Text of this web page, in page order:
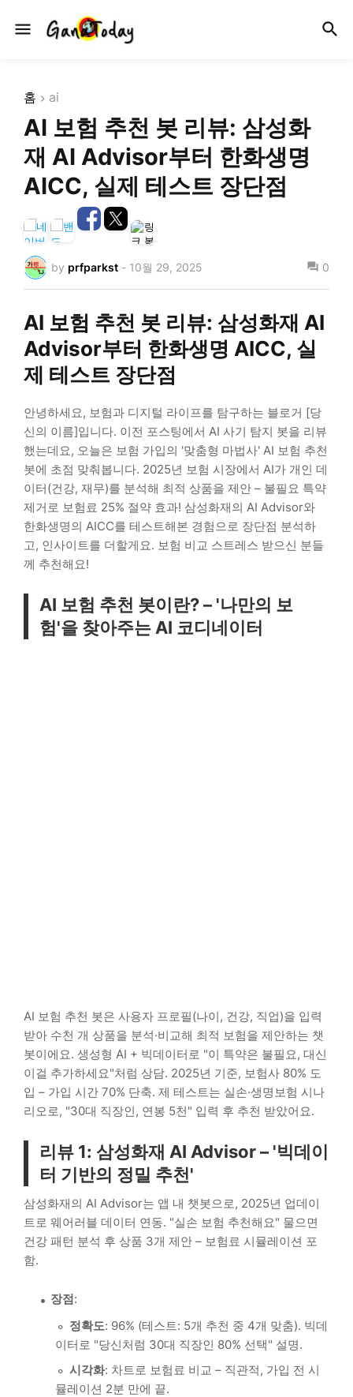
홈 ai
AI 보험 추천 봇 리뷰: 삼성화
재 AI Advisor부터 한화생명
AICC, 실제 테스트 장단점
by prfparkst - 10월 29, 2025 0
AI 보험 추천 봇 리뷰: 삼성화재 AI
Advisor부터 한화생명 AICC, 실
제 테스트 장단점
안녕하세요, 보험과 디지털 라이프를 탐구하는 블로거 [당
신의 이름]입니다. 이전 포스팅에서 AI 사기 탐지 봇을 리뷰
했는데요, 오늘은 보험 가입의 '맞춤형 마법사' AI 보험 추천
봇에 초점 맞춰봅니다. 2025년 보험 시장에서 AI가 개인 데
이터(건강, 재무)를 분석해 최적 상품을 제안 – 불필요 특약
제거로 보험료 25% 절약 효과! 삼성화재의 AI Advisor와
한화생명의 AICC를 테스트해본 경험으로 장단점 분석하
고, 인사이트를 더할게요. 보험 비교 스트레스 받으신 분들
께 추천해요!
AI 보험 추천 봇이란? – '나만의 보
험'을 찾아주는 AI 코디네이터
AI 보험 추천 봇은 사용자 프로필(나이, 건강, 직업)을 입력
받아 수천 개 상품을 분석·비교해 최적 보험을 제안하는 챗
봇이에요. 생성형 AI + 빅데이터로 "이 특약은 불필요, 대신
이걸 추가하세요"처럼 상담. 2025년 기준, 보험사 80% 도
입 – 가입 시간 70% 단축. 제 테스트는 실손·생명보험 시나
리오로, "30대 직장인, 연봉 5천" 입력 후 추천 받았어요.
리뷰 1: 삼성화재 AI Advisor – '빅데이
터 기반의 정밀 추천'
삼성화재의 AI Advisor는 앱 내 챗봇으로, 2025년 업데이
트로 웨어러블 데이터 연동. "실손 보험 추천해요" 물으면
건강 패턴 분석 후 상품 3개 제안 – 보험료 시뮬레이션 포
함.
장점:
정확도: 96% (테스트: 5개 추천 중 4개 맞춤). 빅데
이터로 "당신처럼 30대 직장인 80% 선택" 설명.
시각화: 차트로 보험료 비교 – 직관적, 가입 전 시
뮬레이션 2분 만에 끝.